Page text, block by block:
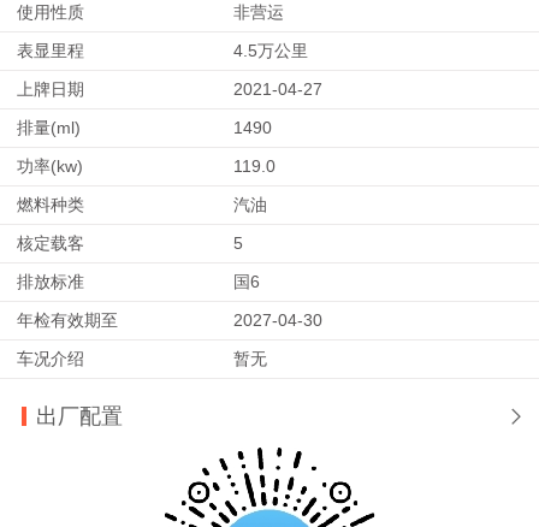
使用性质
非营运
表显里程
4.5万公里
上牌日期
2021-04-27
排量(ml)
1490
功率(kw)
119.0
燃料种类
汽油
核定载客
5
排放标准
国6
年检有效期至
2027-04-30
车况介绍
暂无
出厂配置 